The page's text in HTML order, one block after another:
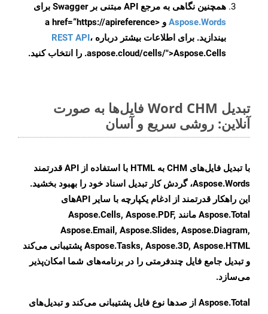
همچنین نگاهی به مرجع API مبتنی بر Swagger برای
Aspose.Words
و <a href=“https://apireference
بیندازید. برای اطلاعات بیشتر درباره REST API،
.aspose.cloud/cells/">Aspose.Cells را انتخاب کنید.
تبدیل Word CHM فایل‌ها به صورت
آنلاین: روشی سریع و آسان
با تبدیل فایل‌های CHM به HTML با استفاده از API قدرتمند
Aspose.Words، گردش کار تبدیل اسناد خود را بهبود بخشید.
این راهکار قدرتمند از ادغام یکپارچه با سایر APIهای
Aspose.Total مانند Aspose.Cells, Aspose.PDF,
Aspose.Email, Aspose.Slides, Aspose.Diagram,
Aspose.Tasks, Aspose.3D, Aspose.HTML پشتیبانی می‌کند
و تبدیل جامع فایل چندفرمتی را در برنامه‌های شما امکان‌پذیر
می‌سازد.
Aspose.Total از صدها نوع فایل پشتیبانی می‌کند و تبدیل‌های